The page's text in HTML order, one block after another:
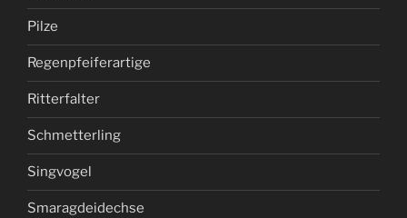
Pilze
Regenpfeiferartige
Ritterfalter
Schmetterling
Singvogel
Smaragdeidechse